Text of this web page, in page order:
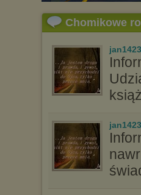
Chomikowe
jan1423
jan1423